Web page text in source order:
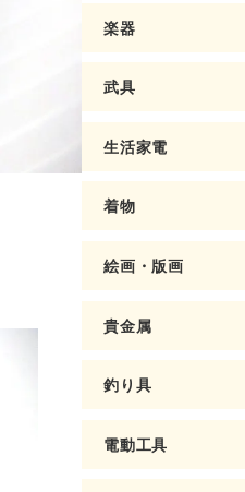
楽器
武具
生活家電
着物
絵画・版画
貴金属
釣り具
電動工具